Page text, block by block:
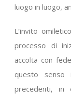
luogo in luogo,
L’invito
processo di
accolta con
questo senso
precedenti, in